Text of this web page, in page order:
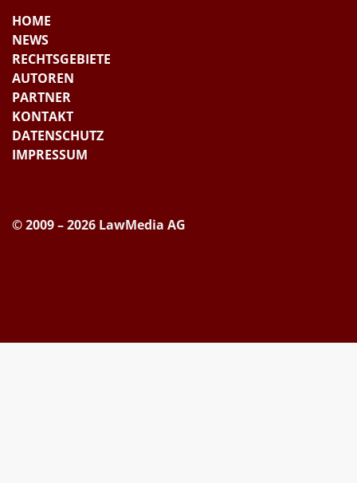
HOME
NEWS
RECHTSGEBIETE
AUTOREN
PARTNER
KONTAKT
DATENSCHUTZ
IMPRESSUM
© 2009 – 2026 LawMedia AG